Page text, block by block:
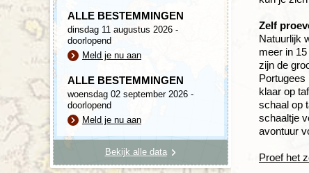
Zelf
Natuurlijk
meer in
zijn de
Portugees
klaar op
schaal op
schaaltje
avontuur
Proef het
ALLE BESTEMMINGEN
dinsdag 11 augustus 2026 -
doorlopend
Meld je nu aan
ALLE BESTEMMINGEN
woensdag 02 september 2026 -
doorlopend
Meld je nu aan
Bekijk alle data